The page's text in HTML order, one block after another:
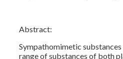
Abstract:
Sympathomimetic substances
range of substances of both